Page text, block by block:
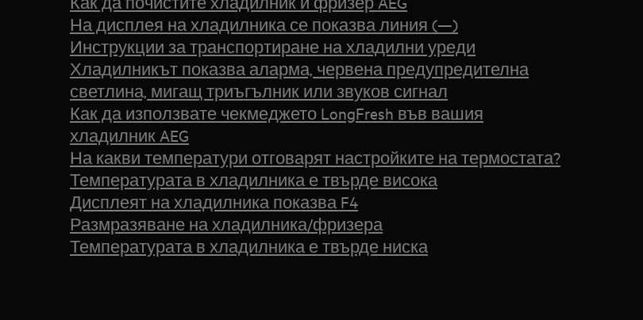
На дисплея на хладилника се показва линия (—)
Инструкции за транспортиране на хладилни уреди
Хладилникът показва аларма, червена предупредителна
светлина, мигащ триъгълник или звуков сигнал
Как да използвате чекмеджето LongFresh във вашия
хладилник AEG
На какви температури отговарят настройките на термостата?
Температурата в хладилника е твърде висока
Дисплеят на хладилника показва F4
Размразяване на хладилника/фризера
Температурата в хладилника е твърде ниска